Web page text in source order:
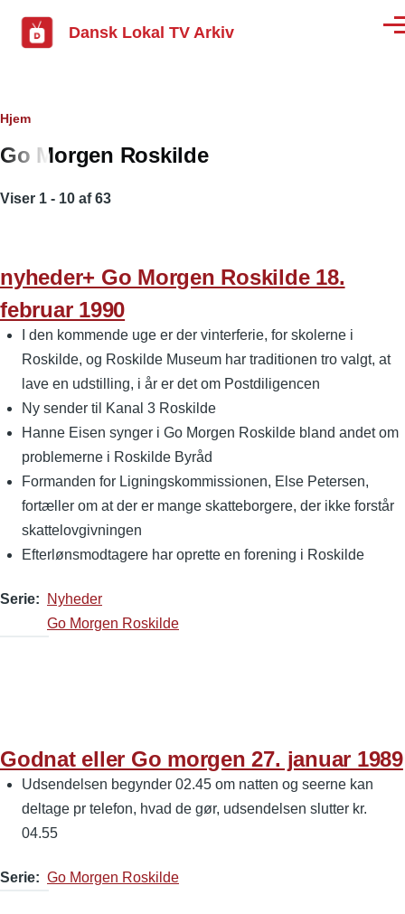
Dansk Lokal TV Arkiv
Brødkrumme
Hjem
Go Morgen Roskilde
Viser 1 - 10 af 63
nyheder+ Go Morgen Roskilde 18.
februar 1990
I den kommende uge er der vinterferie, for skolerne i
Roskilde, og Roskilde Museum har traditionen tro valgt, at
lave en udstilling, i år er det om Postdiligencen
Ny sender til Kanal 3 Roskilde
Hanne Eisen synger i Go Morgen Roskilde bland andet om
problemerne i Roskilde Byråd
Formanden for Ligningskommissionen, Else Petersen,
fortæller om at der er mange skatteborgere, der ikke forstår
skattelovgivningen
Efterlønsmodtagere har oprette en forening i Roskilde
Serie
Nyheder
Go Morgen Roskilde
Godnat eller Go morgen 27. januar 1989
Udsendelsen begynder 02.45 om natten og seerne kan
deltage pr telefon, hvad de gør, udsendelsen slutter kr.
04.55
Serie Go Morgen Roskilde